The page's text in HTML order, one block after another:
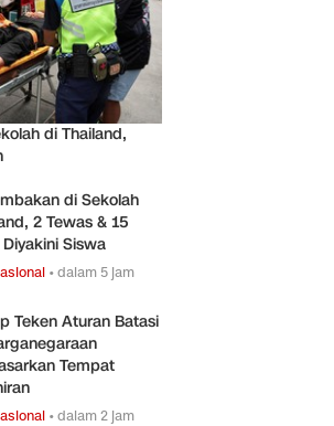
di Thailand,
di Sekolah
2 Tewas & 15
Siswa
•dalam 5 jam
Teken Aturan Batasi
Tempat
•dalam 2 jam